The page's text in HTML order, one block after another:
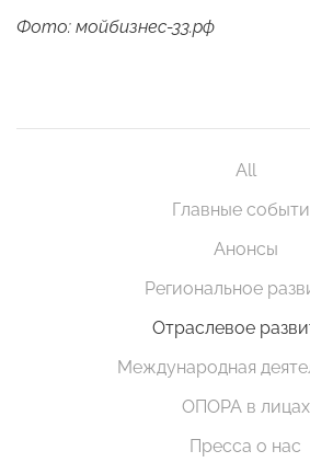
Фото: мойбизнес-33.рф
All
Главные
Анонсы
Региональное
Отраслевое
Международная
ОПОРА в лицах
Пресса о нас